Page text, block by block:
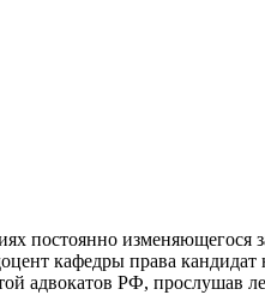
постоянно изменяющегося
кафедры права
адвокатов РФ, прослушав